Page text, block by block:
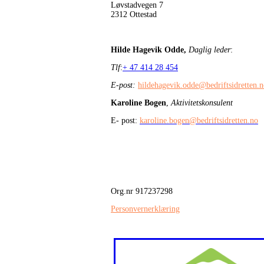
Løvstadvegen 7
2312 Ottestad
Hilde Hagevik Odde, Daglig leder:
Tlf:+ 47 414 28 454
E-post:
Karoline Bogen Aktivitetskonsulent
E- post: karoline.bogen@bedriftsidretten.no
Org.nr 917237298
Personvernerklæring